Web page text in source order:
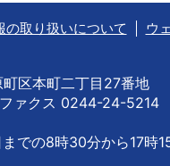
の取り扱いについて ウ
区本町二丁目27番地
ァクス 0244-24-5214
での8時30分から17時